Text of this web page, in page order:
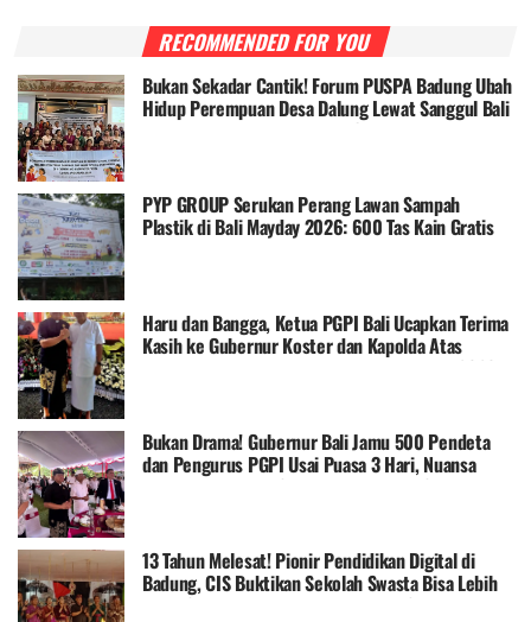
RECOMMENDED FOR YOU
Bukan Sekadar Cantik! Forum PUSPA Badung Ubah
Hidup Perempuan Desa Dalung Lewat Sanggul Bali
dan Make Up, Langsung Bisa Cuan
PYP GROUP Serukan Perang Lawan Sampah
Plastik di Bali Mayday 2026: 600 Tas Kain Gratis
Haru dan Bangga, Ketua PGPI Bali Ucapkan Terima
Kasih ke Gubernur Koster dan Kapolda Atas
Dukungan Penuh Doa Puasa Ester Nasional 2026
Bukan Drama! Gubernur Bali Jamu 500 Pendeta
dan Pengurus PGPI Usai Puasa 3 Hari, Nuansa
Rumah Dinas Jaya Sabha Berubah Jadi Surga
13 Tahun Melesat! Pionir Pendidikan Digital di
Badung, CIS Buktikan Sekolah Swasta Bisa Lebih
Maju: Smart TV, Klinik, Daycare, dan Semangat